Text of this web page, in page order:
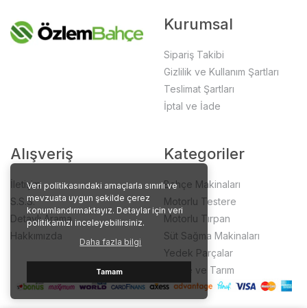
Veri politikasındaki amaçlarla sınırlı ve
mevzuata uygun şekilde çerez
konumlandırmaktayız. Detaylar için veri
politikamızı inceleyebilirsiniz.
Daha fazla bilgi
Tamam
Kurumsal
Sipariş Takibi
Gizlilik ve Kullanım Şartları
Teslimat Şartları
İptal ve İade
Alışveriş
İletişim
S.S.S.
Detaylı Arama
Hakkımızda
Kategoriler
Bahçe Makinaları
Motorlu Testere
Motorlu Tırpan
Süt Sağma Makinaları
Yedek Parçalar
Bahçe ve Tarım